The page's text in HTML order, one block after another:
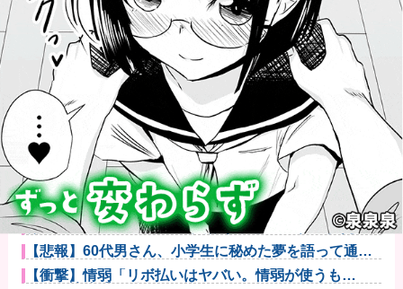
【画像】コスプレイヤーが死ぬ気で痩せた結果ｗｗｗ
ｗ
【衝撃】クルタ族虐 殺の犯人、ツェリードニヒで確
定！クロロの...
【動画】大阪府警に射殺されたオッサン、めちゃめち
ゃ苦しそうに...
町の弁当屋「申し訳ないが消費税1%になったらその分
商品代を値...
「マスコミの立ち位置の勘違いっぷりがすごい」と報
ステ大越キャ...
ケガが多かったプロ野球選手※多村仁志禁止他
まじのガチのネタ抜きで超能力一個貰えるならテレポ
ーテーション...
【困惑】恵俊彰さん「総理がいろんなところに足を運
べばクーラー...
【ガチ朗報】関東、もう真夏の暑さが終わるかも他
去年10月にゲーミングPC買おうと思ったけどもう少し
後でいい...
【悲報】60代男さん、小学生に秘めた夢を語って通報
されるｗｗ...
【衝撃】情弱「リボ払いはヤバい。情弱が使うも